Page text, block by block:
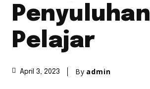
Pelajar
April 3, 2023 By admin